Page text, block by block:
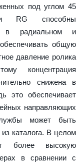
под углом 45
RG способны
в радиальном и
общую
давление ролика
концентрация
снижена в
это обеспечивает
направляющих
может быть
каталога. В целом
более высокую
в сравнении с